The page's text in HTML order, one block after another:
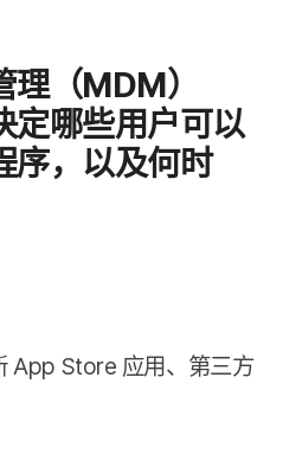
理​（MDM）​
定​哪些​用户​可以​
序，​以及​何时​
App Store 应用、​第三​方​